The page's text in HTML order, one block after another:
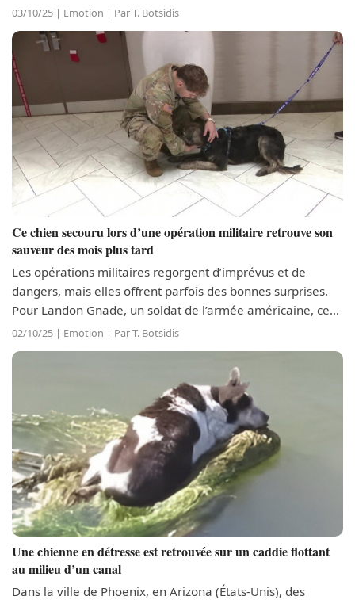
qu’elles ont organisé une fête en son honneur. Le moment,
chargé d’émotions, était...
03/10/25 | Emotion | Par T. Botsidis
Ce chien secouru lors d’une opération militaire retrouve son
sauveur des mois plus tard
Les opérations militaires regorgent d’imprévus et de
dangers, mais elles offrent parfois des bonnes surprises.
Pour Landon Gnade, un soldat de l’armée américaine, ces
aventures sont chargées d’émotions, notamment celle où il
a sauvé Lepo, un...
02/10/25 | Emotion | Par T. Botsidis
Une chienne en détresse est retrouvée sur un caddie flottant
au milieu d’un canal
Dans la ville de Phoenix, en Arizona (États-Unis), des